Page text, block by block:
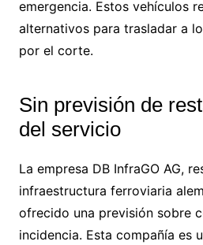
emergencia. Estos vehículos
alternativos para trasladar a
por el corte.
Sin previsión de
del servicio
La empresa DB InfraGO AG,
infraestructura ferroviaria
ofrecido una previsión sobre
incidencia. Esta compañía es